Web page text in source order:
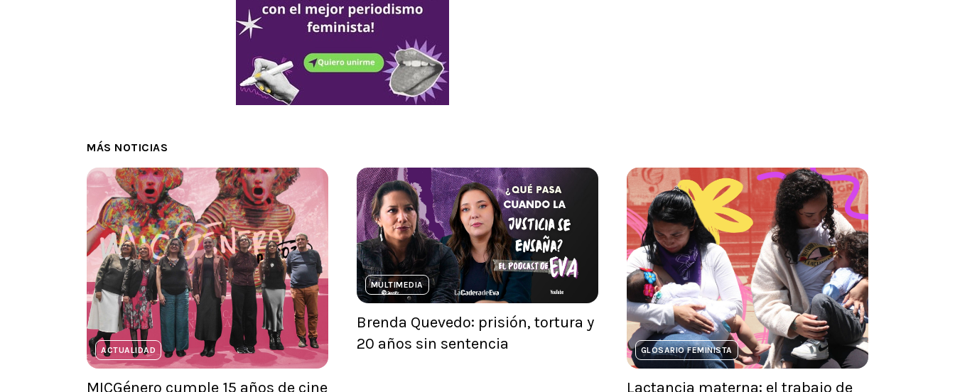
MÁS NOTICIAS
ACTUALIDAD
MICGénero cumple 15 años de cine
MULTIMEDIA
Brenda Quevedo: prisión, tortura y
20 años sin sentencia
GLOSARIO FEMINISTA
Lactancia materna: el trabajo de